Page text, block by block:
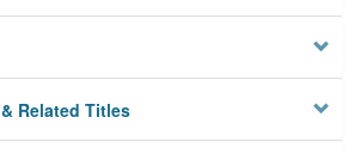
Related Titles